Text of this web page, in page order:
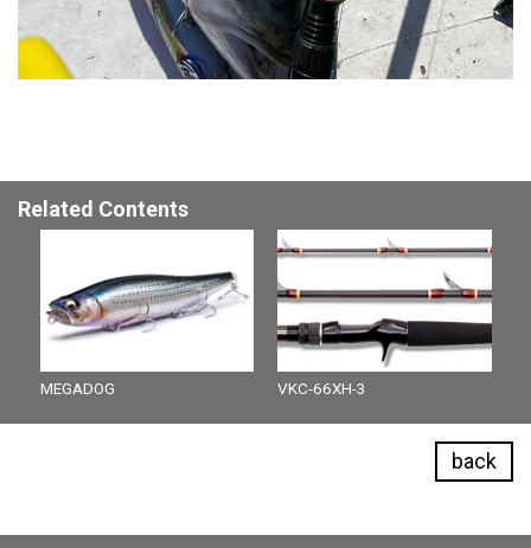
Related Contents
MEGADOG VKC-66XH-3
back